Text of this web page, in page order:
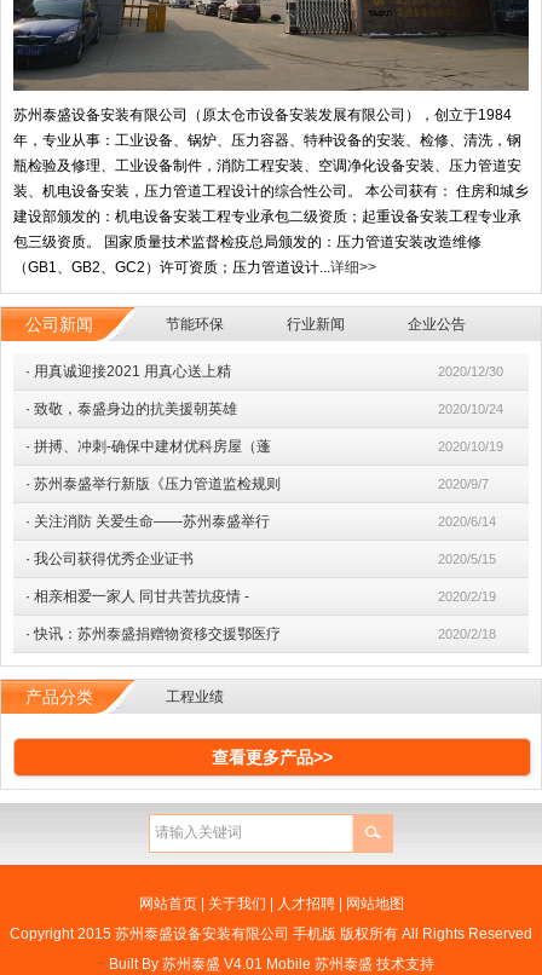
苏州泰盛设备安装有限公司（原太仓市设备安装发展有限公司），创立于1984
年，专业从事：工业设备、锅炉、压力容器、特种设备的安装、检修、清洗，钢
瓶检验及修理、工业设备制件，消防工程安装、空调净化设备安装、压力管道安
装、机电设备安装，压力管道工程设计的综合性公司。 本公司获有： 住房和城乡
建设部颁发的：机电设备安装工程专业承包二级资质；起重设备安装工程专业承
包三级资质。 国家质量技术监督检疫总局颁发的：压力管道安装改造维修
（GB1、GB2、GC2）许可资质；压力管道设计...详细>>
公司新闻 节能环保 行业新闻 企业公告
· 用真诚迎接2021 用真心送上精 2020/12/30
· 致敬，泰盛身边的抗美援朝英雄 2020/10/24
· 拼搏、冲刺-确保中建材优科房屋（蓬 2020/10/19
· 苏州泰盛举行新版《压力管道监检规则 2020/9/7
· 关注消防 关爱生命——苏州泰盛举行 2020/6/14
· 我公司获得优秀企业证书 2020/5/15
· 相亲相爱一家人 同甘共苦抗疫情 - 2020/2/19
·快讯：苏州泰盛捐赠物资移交援鄂医疗 2020/2/18
产品分类 工程业绩
查看更多产品>>
网站首页| 关于我们 人才招聘|
网站地图
Copyright 2015 苏州泰盛设备安装有限公司 手机版 版权所有 All Rights Reserved
Built By 苏州泰盛 V4.01 Mobile 苏州泰盛 技术支持